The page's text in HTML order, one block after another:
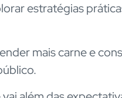
estratégias
mais carne e